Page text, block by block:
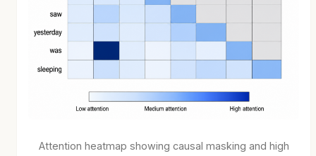
Attention heatmap showing causal masking and high